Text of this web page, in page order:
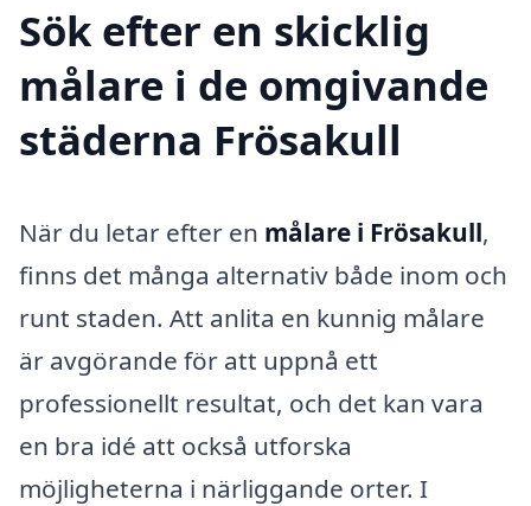
Sök efter en skicklig
målare i de omgivande
städerna Frösakull
När du letar efter en målare i Frösakull,
finns det många alternativ både inom och
runt staden. Att anlita en kunnig målare
är avgörande för att uppnå ett
professionellt resultat, och det kan vara
en bra idé att också utforska
möjligheterna i närliggande orter. I